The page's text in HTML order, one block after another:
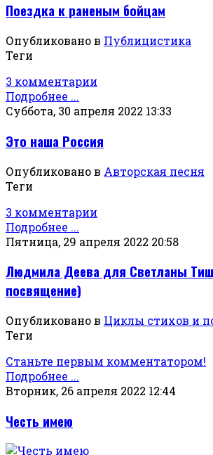
Поездка к раненым бойцам
Опубликовано в Публицистика
Теги
3 комментарии
Подробнее ...
Суббота, 30 апреля 2022 13:33
Это наша Россия
Опубликовано в Авторская песня
Теги
3 комментарии
Подробнее ...
Пятница, 29 апреля 2022 20:58
Людмила Деева для Светланы
посвящение)
Опубликовано в Циклы стихов и
Теги
Станьте первым комментатором!
Подробнее ...
Вторник, 26 апреля 2022 12:44
Честь имею